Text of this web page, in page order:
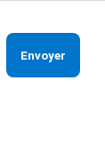
Envoyer